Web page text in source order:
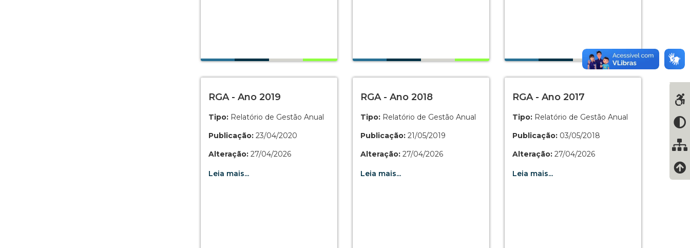
RGA - Ano 2019
Tipo: Relatório de Gestão Anual
Publicação: 23/04/2020
Alteração: 27/04/2026
Leia mais...
RGA - Ano 2018
Tipo:Relatório de Gestão Anual
Publicação:21/05/2019
Alteração:27/04/2026
Leia mais...
RGA - Ano 2017
Tipo:Relatório de Gestão Anual
Publicação:03/05/2018
Alteração:27/04/2026
Leia mais...